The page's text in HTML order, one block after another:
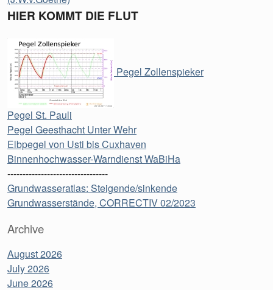
HIER KOMMT DIE FLUT
Pegel Zollenspieker
Pegel St. Pauli
Pegel Geesthacht Unter Wehr
Elbpegel von Usti bis Cuxhaven
Binnenhochwasser-Warndienst WaBiHa
---------------------------------
Grundwasseratlas: Steigende/sinkende
Grundwasserstände, CORRECTIV 02/2023
Archive
August 2026
July 2026
June 2026